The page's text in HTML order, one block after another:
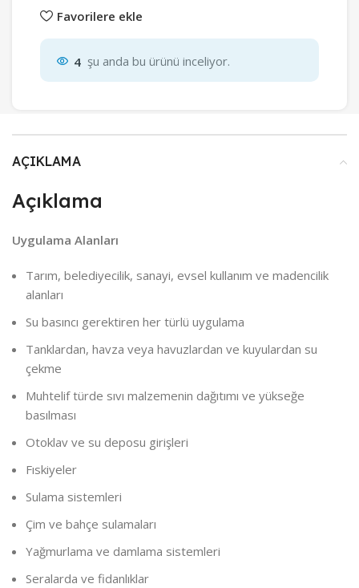
Favorilere ekle
4 şu anda bu ürünü inceliyor.
AÇIKLAMA
Açıklama
Uygulama Alanları
Tarım, belediyecilik, sanayi, evsel kullanım ve madencilik
alanları
Su basıncı gerektiren her türlü uygulama
Tanklardan, havza veya havuzlardan ve kuyulardan su
çekme
Muhtelif türde sıvı malzemenin dağıtımı ve yükseğe
basılması
Otoklav ve su deposu girişleri
Fıskiyeler
Sulama sistemleri
Çim ve bahçe sulamaları
Yağmurlama ve damlama sistemleri
Seralarda ve fidanlıklar